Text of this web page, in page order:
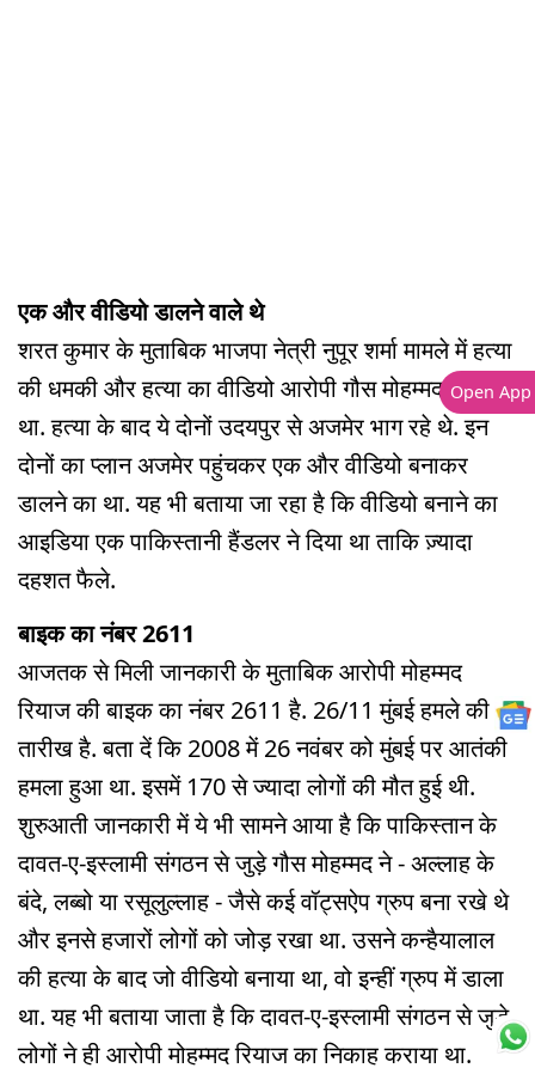
एक और वीडियो डालने वाले थे
शरत कुमार के मुताबिक भाजपा नेत्री नुपूर शर्मा मामले में हत्या
की धमकी और हत्या का वीडियो आरोपी गौस मोहम्मद ने डाला
था. हत्या के बाद ये दोनों उदयपुर से अजमेर भाग रहे थे. इन
दोनों का प्लान अजमेर पहुंचकर एक और वीडियो बनाकर
डालने का था. यह भी बताया जा रहा है कि वीडियो बनाने का
आइडिया एक पाकिस्तानी हैंडलर ने दिया था ताकि ज़्यादा
दहशत फैले.
बाइक का नंबर 2611
आजतक से मिली जानकारी के मुताबिक आरोपी मोहम्मद
रियाज की बाइक का नंबर 2611 है. 26/11 मुंबई हमले की
तारीख है. बता दें कि 2008 में 26 नवंबर को मुंबई पर आतंकी
हमला हुआ था. इसमें 170 से ज्यादा लोगों की मौत हुई थी.
शुरुआती जानकारी में ये भी सामने आया है कि पाकिस्तान के
दावत-ए-इस्लामी संगठन से जुड़े गौस मोहम्मद ने - अल्लाह के
बंदे, लब्बो या रसूलुल्लाह - जैसे कई वॉट्सऐप ग्रुप बना रखे थे
और इनसे हजारों लोगों को जोड़ रखा था. उसने कन्हैयालाल
की हत्या के बाद जो वीडियो बनाया था, वो इन्हीं ग्रुप में डाला
था. यह भी बताया जाता है कि दावत-ए-इस्लामी संगठन से जुड़े
लोगों ने ही आरोपी मोहम्मद रियाज का निकाह कराया था.
Open App